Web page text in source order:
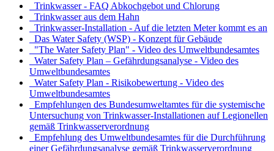
Trinkwasser - FAQ Abkochgebot und Chlorung
Trinkwasser aus dem Hahn
Trinkwasser-Installation - Auf die letzten Meter kommt es an
Das Water Safety (WSP) - Konzept für Gebäude
"The Water Safety Plan" - Video des Umweltbundesamtes
Water Safety Plan – Gefährdungsanalyse - Video des
Umweltbundesamtes
Water Safety Plan - Risikobewertung - Video des
Umweltbundesamtes
Empfehlungen des Bundesumweltamtes für die systemische
Untersuchung von Trinkwasser-Installationen auf Legionellen
gemäß Trinkwasserverordnung
Empfehlung des Umweltbundesamtes für die Durchführung
einer Gefährdungsanalyse gemäß Trinkwasserverordnung